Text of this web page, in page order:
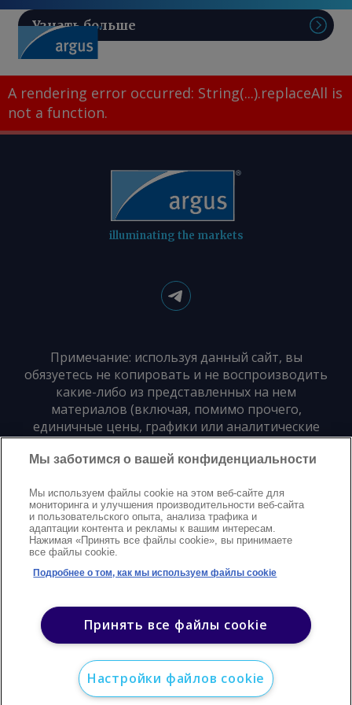
Узнать больше
A rendering error occurred: String(...).replaceAll is
not a function.
illuminating the markets
Примечание: используя данный сайт, вы
обязуетесь не копировать и не воспроизводить
какие-либо из представленных на нем
материалов (включая, помимо прочего,
единичные цены, графики или аналитические
материалы) в любой форме и для любых целей
без предварительного письменного согласия
Политика конфиденциальностиTrademarks
Защита авторских правУсловияModern Slavery Statement
Мы заботимся о вашей конфиденциальности
Мы используем файлы cookie на этом веб-сайте для
мониторинга и улучшения производительности веб-сайта
и пользовательского опыта, анализа трафика и
адаптации контента и рекламы к вашим интересам.
Нажимая «Принять все файлы cookie», вы принимаете
все файлы cookie.
Подробнее о том, как мы используем файлы cookie
Принять все файлы cookie
Настройки файлов cookie